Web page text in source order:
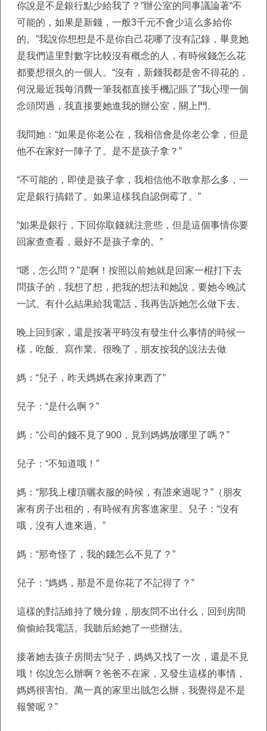
你說是不是銀行點少給我了？”辦公室的同事議論著“不
可能的，如果是新錢，一般3千元不會少這么多給你
的。”我說你想想是不是你自己花哪了沒有記錄，畢竟她
是我們這里對數字比較沒有概念的人，有時候錢怎么花
都要想很久的一個人。“沒有，新錢我都是舍不得花的，
何況最近我每消費一筆我都直接手機記賬了”我心理一個
念頭閃過，我直接要她進我的辦公室，關上門。
我問她：“如果是你老公在，我相信會是你老公拿，但是
他不在家好一陣子了。是不是孩子拿？”
“不可能的，即使是孩子拿，我相信他不敢拿那么多，一
定是銀行搞錯了。如果這樣我自認倒霉了。”
“如果是銀行，下回你取錢就注意些，但是這個事情你要
回家查查看，最好不是孩子拿的。”
“嗯，怎么問？”是啊！按照以前她就是回家一棍打下去
問孩子的，我想了想，把我的想法和她說，要她今晚試
一試。有什么結果給我電話，我再告訴她怎么做下去。
晚上回到家，還是按著平時沒有發生什么事情的時候一
樣，吃飯、寫作業。很晚了，朋友按我的說法去做
媽：“兒子，昨天媽媽在家掉東西了”
兒子：“是什么啊？”
媽：“公司的錢不見了900，見到媽媽放哪里了嗎？”
兒子：“不知道哦！”
媽：“那我上樓頂曬衣服的時候，有誰來過呢？”（朋友
家有房子出租的，有時候有房客進家里。兒子：“沒有
哦，沒有人進來過。”
媽：“那奇怪了，我的錢怎么不見了？”
兒子：“媽媽，那是不是你花了不記得了？”
這樣的對話維持了幾分鐘，朋友問不出什么，回到房間
偷偷給我電話。我聽后給她了一些辦法。
接著她去孩子房間去“兒子，媽媽又找了一次，還是不見
哦！你說怎么辦啊？爸爸不在家，又發生這樣的事情，
媽媽很害怕。萬一真的家里出賊怎么辦，我覺得是不是
報警呢？”